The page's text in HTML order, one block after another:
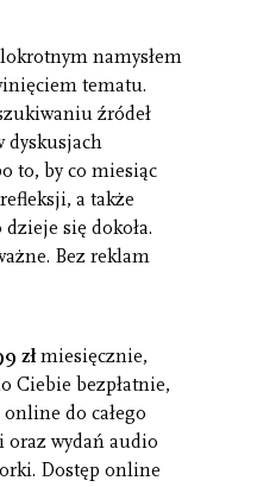
namysłem
tematu.
źródeł
dyskusjach
to, by co miesiąc
a także
się dokoła.
Bez reklam
złmiesięcznie,
Ciebie bezpłatnie,
do całego
oraz wydań audio
Dostęp online